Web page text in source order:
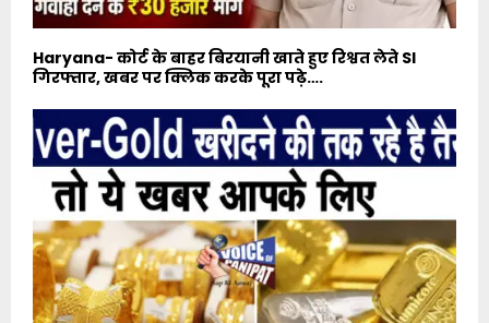
Haryana- कोर्ट के बाहर बिरयानी खाते हुए रिश्वत लेते SI
गिरफ्तार, खबर पर क्लिक करके पूरा पढ़े….